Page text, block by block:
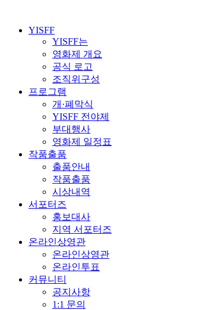
YISFF
YISFF는
영화제 개요
공식 로고
조직위구성
프로그램
개·폐막식
YISFF 전야제
부대행사
영화제 일정표
작품출품
출품안내
작품출품
시상내역
서포터즈
홍보대사
지역 서포터즈
온라인상영관
온라인상영관
온라인투표
커뮤니티
공지사항
1:1 문의